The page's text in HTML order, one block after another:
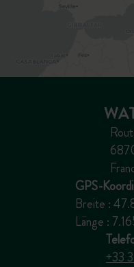
GPS-
Breite :
Länge :
+33